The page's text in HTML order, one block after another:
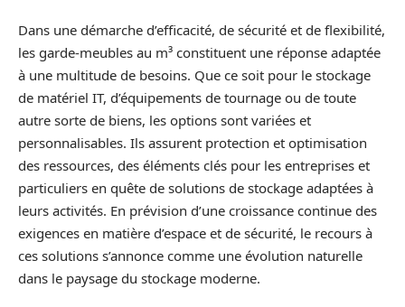
Dans une démarche d’efficacité, de sécurité et de flexibilité,
les garde-meubles au m³ constituent une réponse adaptée
à une multitude de besoins. Que ce soit pour le stockage
de matériel IT, d’équipements de tournage ou de toute
autre sorte de biens, les options sont variées et
personnalisables. Ils assurent protection et optimisation
des ressources, des éléments clés pour les entreprises et
particuliers en quête de solutions de stockage adaptées à
leurs activités. En prévision d’une croissance continue des
exigences en matière d’espace et de sécurité, le recours à
ces solutions s’annonce comme une évolution naturelle
dans le paysage du stockage moderne.